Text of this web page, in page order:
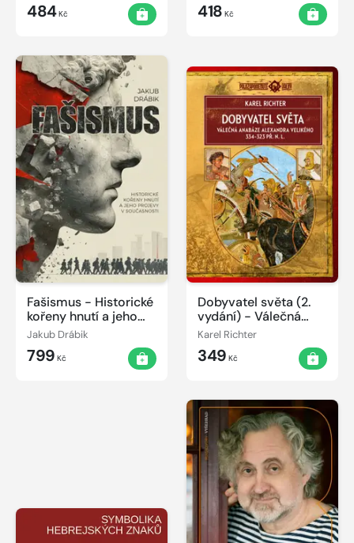
484Kč 418 Kč
Fašismus - Historické
kořeny hnutí a jeho
projevy v současnosti
Jakub Drábik
799 Kč
Dobyvatel světa (2.
vydání) - Válečná
anabáze Alexandra
Velikého 334–323 př.
n. l.
Karel Richter
349 Kč